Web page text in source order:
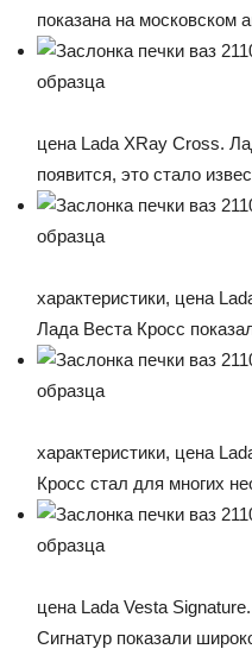
показана на московском
цена Lada XRay Cross.
появится, это стало
характеристики, цена
Лада Веста Кросс
характеристики, цена
Кросс стал для многих
цена Lada Vesta
Сигнатур показали